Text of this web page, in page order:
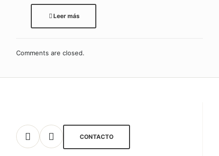
Leer más
Comments are closed.
CONTACTO